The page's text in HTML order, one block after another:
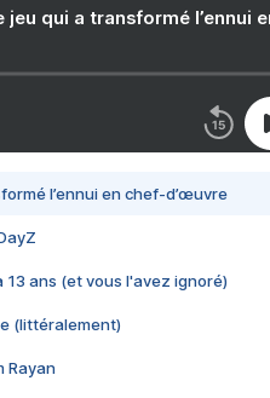
jeu qui a transformé l’ennui
l’ennui en chef-d’œuvre
13 ans (et vous l'avez ignoré)
(littéralement)
Rayan